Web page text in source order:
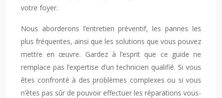
votre foyer.
Nous aborderons l’entretien préventif, les pannes les
plus fréquentes, ainsi que les solutions que vous pouvez
mettre en œuvre. Gardez à l’esprit que ce guide ne
remplace pas l’expertise d’un technicien qualifié. Si vous
êtes confronté à des problèmes complexes ou si vous
n’êtes pas sûr de pouvoir effectuer les réparations vous-